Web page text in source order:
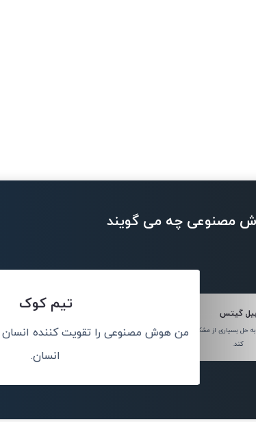
مصنوعی چه می گویند
بیل گیتس
حل بسیاری از مشکلات جهان کمک
کند.
تیم کوک
من هوش مصنوعی را تقویت کننده انسان
انسان.